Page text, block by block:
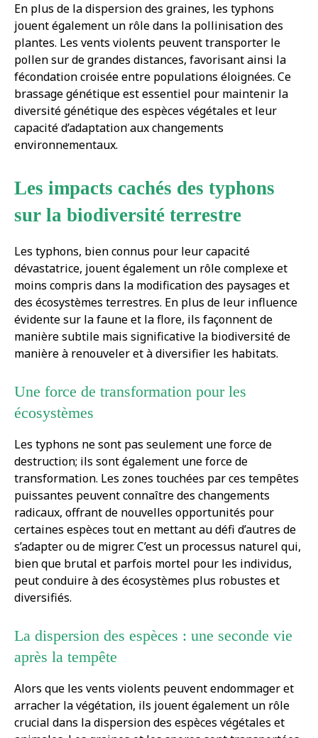
En plus de la dispersion des graines, les typhons
jouent également un rôle dans la pollinisation des
plantes. Les vents violents peuvent transporter le
pollen sur de grandes distances, favorisant ainsi la
fécondation croisée entre populations éloignées. Ce
brassage génétique est essentiel pour maintenir la
diversité génétique des espèces végétales et leur
capacité d’adaptation aux changements
environnementaux.
Les impacts cachés des typhons
sur la biodiversité terrestre
Les typhons, bien connus pour leur capacité
dévastatrice, jouent également un rôle complexe et
moins compris dans la modification des paysages et
des écosystèmes terrestres. En plus de leur influence
évidente sur la faune et la flore, ils façonnent de
manière subtile mais significative la biodiversité de
manière à renouveler et à diversifier les habitats.
Une force de transformation pour les
écosystèmes
Les typhons ne sont pas seulement une force de
destruction; ils sont également une force de
transformation. Les zones touchées par ces tempêtes
puissantes peuvent connaître des changements
radicaux, offrant de nouvelles opportunités pour
certaines espèces tout en mettant au défi d’autres de
s’adapter ou de migrer. C’est un processus naturel qui,
bien que brutal et parfois mortel pour les individus,
peut conduire à des écosystèmes plus robustes et
diversifiés.
La dispersion des espèces : une seconde vie
après la tempête
Alors que les vents violents peuvent endommager et
arracher la végétation, ils jouent également un rôle
crucial dans la dispersion des espèces végétales et